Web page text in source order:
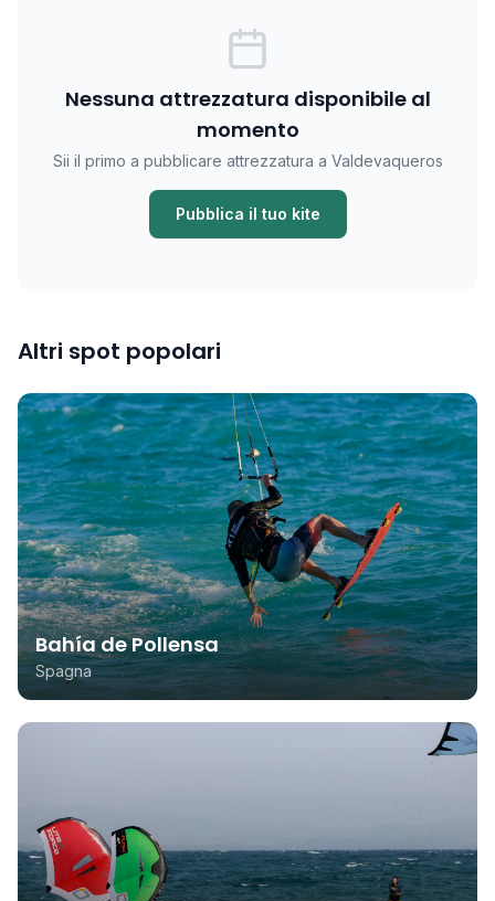
Nessuna attrezzatura disponibile al
momento
Sii il primo a pubblicare attrezzatura a Valdevaqueros
Pubblica il tuo kite
Altri spot popolari
Bahía de Pollensa
Spagna